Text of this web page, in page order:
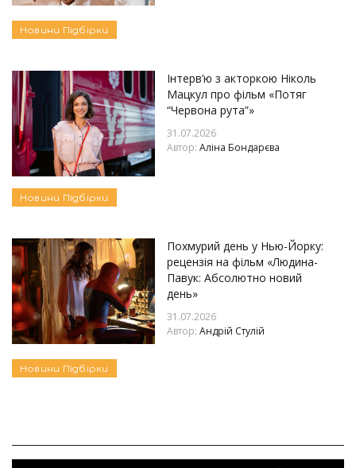
Новини Підбірки
Інтерв’ю з акторкою Ніколь
Мацкул про фільм «Потяг
“Червона рута”»
31.07.2026
Автор: Аліна Бондарєва
Новини Підбірки
Похмурий день у Нью-Йорку:
рецензія на фільм «Людина-
Павук: Абсолютно новий
день»
31.07.2026
Автор: Андрій Стулій
Новини Підбірки